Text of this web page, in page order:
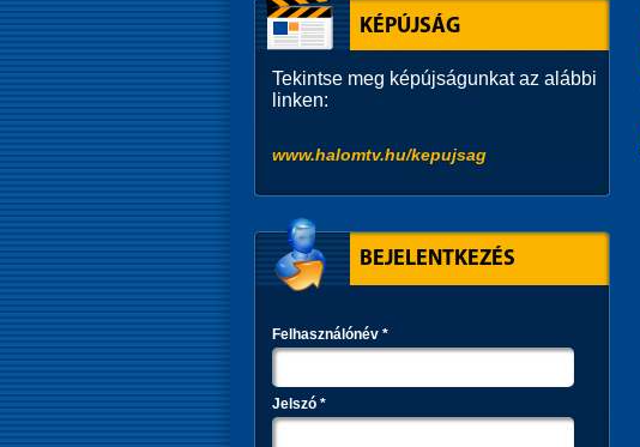
KÉPÚJSÁG
Tekintse meg képújságunkat az alábbi
linken:
www.halomtv.hu/kepujsag
BEJELENTKEZÉS
Felhasználónév *
Jelszó *